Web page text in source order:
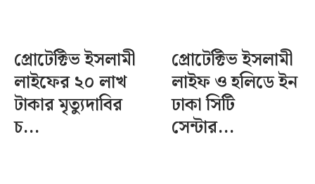
প্রোটেক্টিভ ইসলামী
লাইফের ২০ লাখ
টাকার মৃত্যুদাবির
চ...
প্রোটেক্টিভ ইসলামী
লাইফ ও হলিডে ইন
ঢাকা সিটি
সেন্টার...